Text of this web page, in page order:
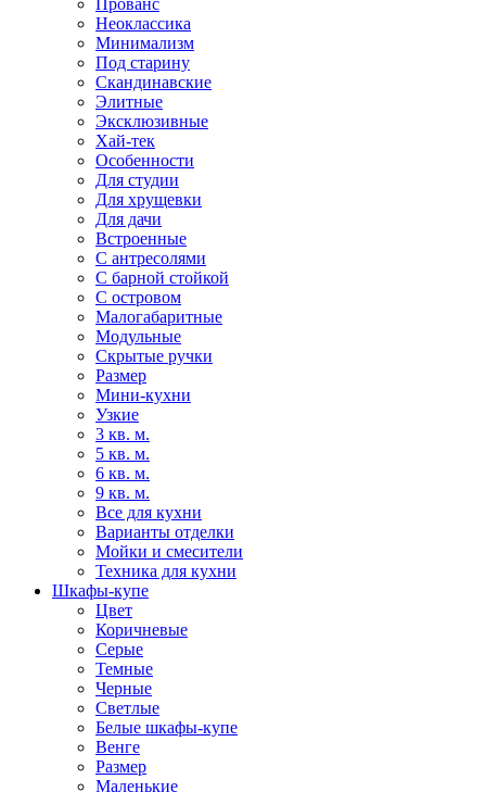
Прованс
Неоклассика
Минимализм
Под старину
Скандинавские
Элитные
Эксклюзивные
Хай-тек
Особенности
Для студии
Для хрущевки
Для дачи
Встроенные
С антресолями
С барной стойкой
С островом
Малогабаритные
Модульные
Скрытые ручки
Размер
Мини-кухни
Узкие
3 кв. м.
5 кв. м.
6 кв. м.
9 кв. м.
Все для кухни
Варианты отделки
Мойки и смесители
Техника для кухни
Шкафы-купе
Цвет
Коричневые
Серые
Темные
Черные
Светлые
Белые шкафы-купе
Венге
Размер
Маленькие